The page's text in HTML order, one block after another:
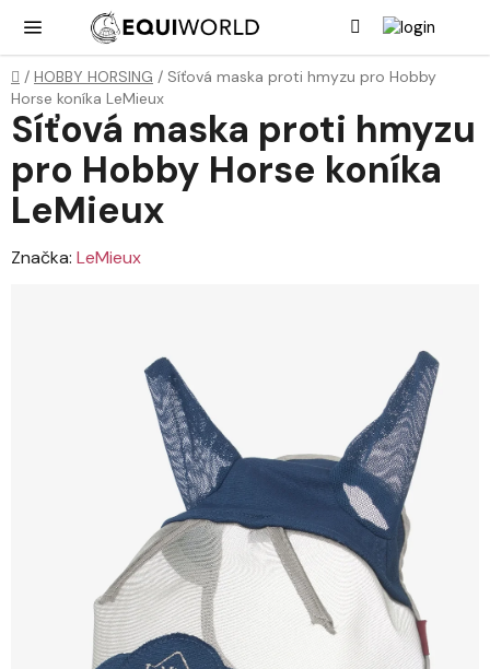
obsah
Domů
/ HOBBY HORSING / Síťová maska proti hmyzu pro Hobby
Horse koníka LeMieux
Síťová maska proti hmyzu
pro Hobby Horse koníka
LeMieux
Značka: LeMieux